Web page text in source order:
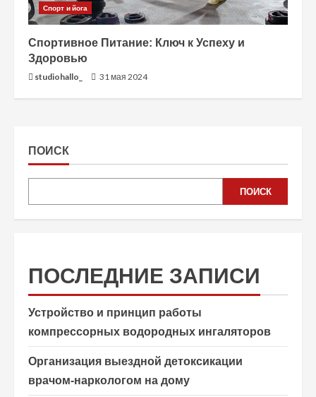
Спорт и йога
Спортивное Питание: Ключ к Успеху и
Здоровью
studiohallo_ 31 мая 2024
ПОИСК
ПОИСК
ПОСЛЕДНИЕ ЗАПИСИ
Устройство и принцип работы
компрессорных водородных ингаляторов
Организация выездной детоксикации
врачом-наркологом на дому